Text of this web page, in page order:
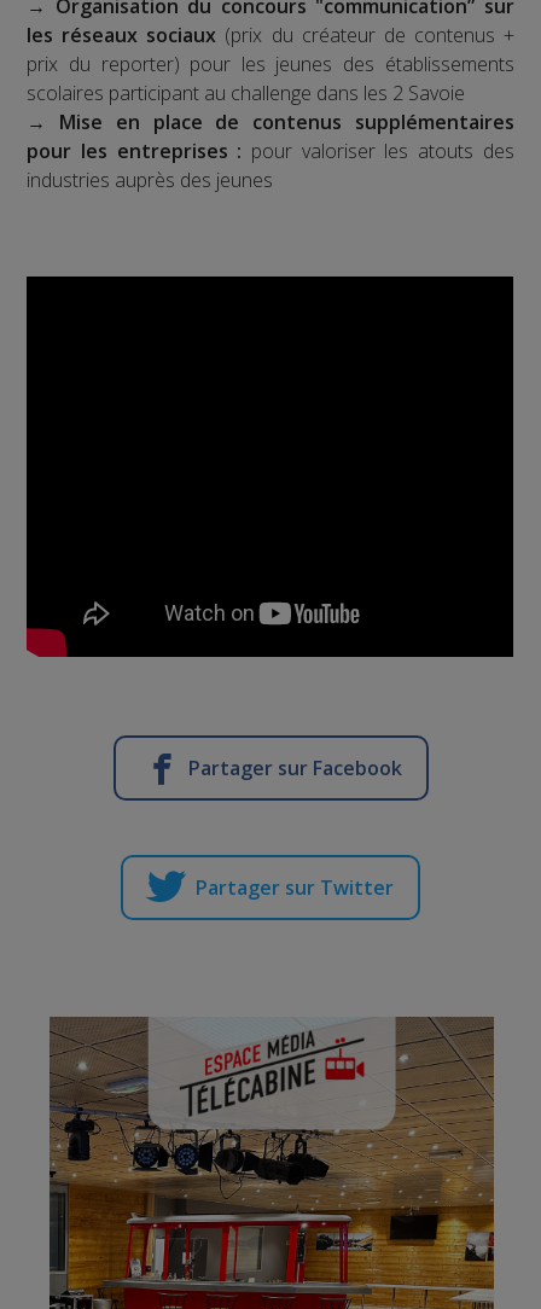
→ Organisation du concours "communication” sur
les réseaux sociaux (prix du créateur de contenus +
prix du reporter) pour les jeunes des établissements
scolaires participant au challenge dans les 2 Savoie
→ Mise en place de contenus supplémentaires
pour les entreprises : pour valoriser les atouts des
industries auprès des jeunes
Partager sur Facebook
Partager sur Twitter